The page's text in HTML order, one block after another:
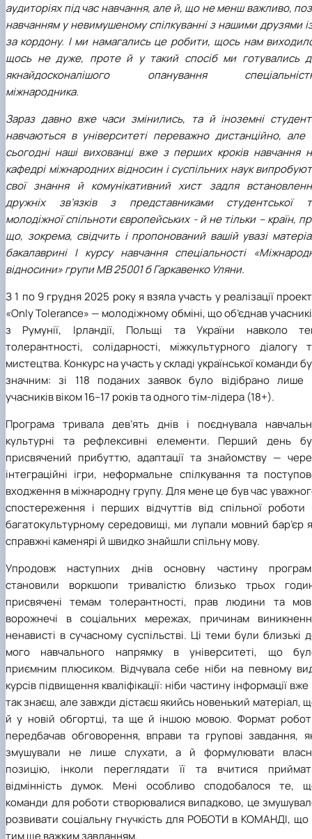
аудиторіях під час навчання, але й, що не менш важливо,
навчанням у невимушеному спілкуванні з нашими друзями
за кордону. І ми намагались це робити, щось нам
щось не дуже, проте й у такий спосіб ми готувались
якнайдосконалішого опанування
міжнародника.
Зараз давно вже часи змінились, та й іноземні
навчаються в університеті переважно дистанційно, але
сьогодні наші вихованці вже з перших кроків навчання
кафедрі міжнародних відносин і суспільних наук
свої знання й комунікативний хист задля
дружніх зв’язків з представниками студентської
молодіжної спільноти європейських - й не тільки – країн,
що, зокрема, свідчить і пропонований вашій увазі
бакалаврині І курсу навчання спеціальності
відносини» групи МВ 25001 б Гаркавенко Уляни.
З 1 по 9 грудня 2025 року я взяла участь у реалізації
«Only Tolerance» — молодіжному обміні, що об’єднав
з Румунії, Ірландії, Польщі та України навколо
толерантності, солідарності, міжкультурного діалогу
мистецтва. Конкурс на участь у складі української команди
значним: зі 118 поданих заявок було відібрано лише
учасників віком 16–17 років та одного тім-лідера (18+).
Програма тривала дев’ять днів і поєднувала
культурні та рефлексивні елементи. Перший день
присвячений прибуттю, адаптації та знайомству —
інтеграційні ігри, неформальне спілкування та
входження в міжнародну групу. Для мене це був час
спостереження і перших відчуттів від спільної роботи
багатокультурному середовищі, ми лупали мовний бар’єр
справжні каменярі й швидко знайшли спільну мову.
Упродовж наступних днів основну частину
становили воркшопи тривалістю близько трьох
присвячені темам толерантності, прав людини та
ворожнечі в соціальних мережах, причинам
ненависті в сучасному суспільстві. Ці теми були близькі
мого навчального напрямку в університеті, що
приємним плюсиком. Відчувала себе ніби на певному
курсів підвищення кваліфікації: ніби частину інформації вже
так знаєш, але завжди дістаєш якийсь новенький матеріал,
й у новій обгортці, та ще й іншою мовою. Формат
передбачав обговорення, вправи та групові завдання,
змушували не лише слухати, а й формулювати
позицію, інколи переглядати її та вчитися
відмінність думок. Мені особливо сподобалося те,
команди для роботи створювалися випадково, це
розвивати соціальну гнучкість для РОБОТИ в КОМАНДІ, що